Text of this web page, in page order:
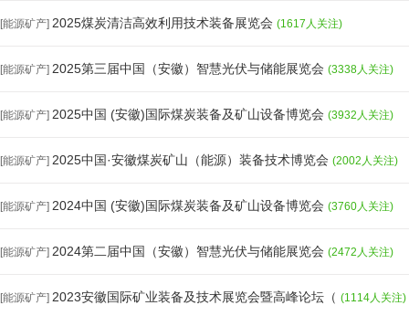
[能源矿产] 2025煤炭清洁高效利用技术装备展览会 (1617人关注)
[能源矿产] 2025第三届中国（安徽）智慧光伏与储能展览会 (3338人关注)
[能源矿产] 2025中国 (安徽)国际煤炭装备及矿山设备博览会 (3932人关注)
[能源矿产] 2025中国·安徽煤炭矿山（能源）装备技术博览会 (2002人关注)
[能源矿产] 2024中国 (安徽)国际煤炭装备及矿山设备博览会 (3760人关注)
[能源矿产] 2024第二届中国（安徽）智慧光伏与储能展览会 (2472人关注)
[能源矿产] 2023安徽国际矿业装备及技术展览会暨高峰论坛（ (1114人关注)